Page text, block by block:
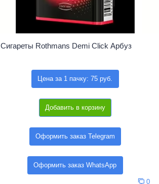
Сигареты Rothmans Demi Click Арбуз
Цена за 1 пачку: 75 руб.
Добавить в корзину
Оформить заказ Telegram
Оформить заказ WhatsApp
0